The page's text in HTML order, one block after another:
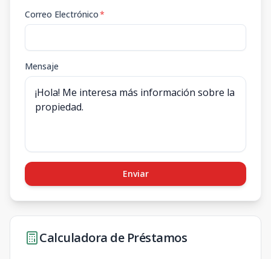
Correo Electrónico*
Mensaje
Enviar
Calculadora de Préstamos